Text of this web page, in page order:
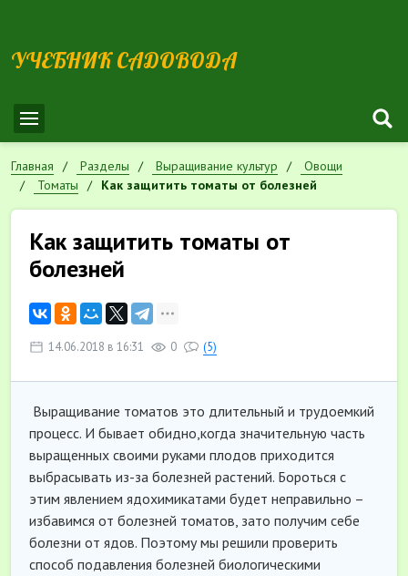
УЧЕБНИК САДОВОДА
Главная Разделы Выращивание культур
Овощи
Томаты
Как защитить томаты от болезней
Как защитить томаты от
болезней
14.06.2018 в 16:31 0 (5)
Выращивание томатов это длительный и трудоемкий
процесс. И бывает обидно,когда значительную часть
выращенных своими руками плодов приходится
выбрасывать из-за болезней растений. Бороться с
этим явлением ядохимикатами будет неправильно –
избавимся от болезней томатов, зато получим себе
болезни от ядов. Поэтому мы решили проверить
способ подавления болезней биологическими